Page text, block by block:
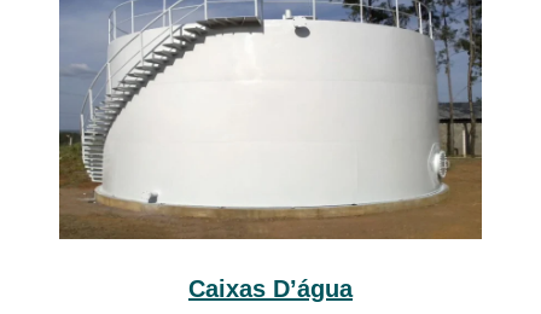
Caixas D’água